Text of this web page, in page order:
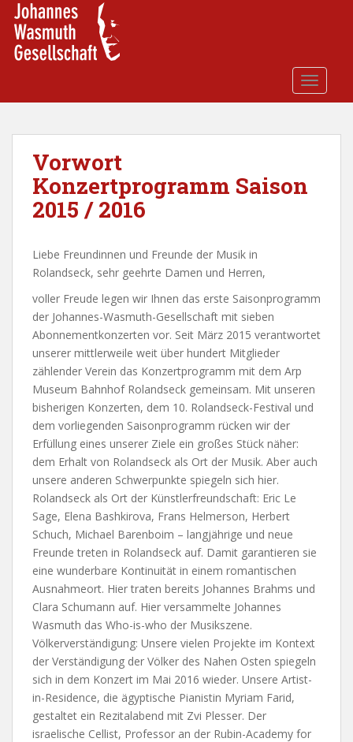
o
Vorwort
Konzertprogramm Saison
2015 / 2016
Liebe Freundinnen und Freunde der Musik in
Rolandseck, sehr geehrte Damen und Herren,
voller Freude legen wir Ihnen das erste Saisonprogramm
der Johannes-Wasmuth-Gesellschaft mit sieben
Abonnementkonzerten vor. Seit März 2015 verantwortet
unserer mittlerweile weit über hundert Mitglieder
zählender Verein das Konzertprogramm mit dem Arp
Museum Bahnhof Rolandseck gemeinsam. Mit unseren
bisherigen Konzerten, dem 10. Rolandseck-Festival und
dem vorliegenden Saisonprogramm rücken wir der
Erfüllung eines unserer Ziele ein großes Stück näher:
dem Erhalt von Rolandseck als Ort der Musik. Aber auch
unsere anderen Schwerpunkte spiegeln sich hier.
Rolandseck als Ort der Künstlerfreundschaft: Eric Le
Sage, Elena Bashkirova, Frans Helmerson, Herbert
Schuch, Michael Barenboim – langjährige und neue
Freunde treten in Rolandseck auf. Damit garantieren sie
eine wunderbare Kontinuität in einem romantischen
Ausnahmeort. Hier traten bereits Johannes Brahms und
Clara Schumann auf. Hier versammelte Johannes
Wasmuth das Who-is-who der Musikszene.
Völkerverständigung: Unsere vielen Projekte im Kontext
der Verständigung der Völker des Nahen Osten spiegeln
sich in dem Konzert im Mai 2016 wieder. Unsere Artist-
in-Residence, die ägyptische Pianistin Myriam Farid,
gestaltet ein Rezitalabend mit Zvi Plesser. Der
israelische Cellist, Professor an der Rubin-Academy for